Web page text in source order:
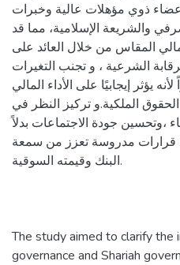
ذوي مؤهلات عالية وخبرات
والشريعة الإسلامية، مما قد
المقاس من خلال العائد على
الشرعية ، و تجنب التغيرات
يؤثر إيجابيًا على الأداء المالي
الملكية.و تركيز النظر في
،وتحسين جودة الاجتماعات بدلاً
قرارات مدروسة تعزز من سمعة
البنك وقيمته السوقية.
The study aimed to clarify the
governance and Shariah